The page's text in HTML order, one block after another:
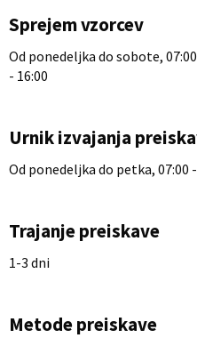
Sprejem vzorcev
Od ponedeljka do sobote,
- 16:00
Urnik izvajanja
Od ponedeljka do petka, 07:00
Trajanje preiskave
1-3 dni
Metode preiskave